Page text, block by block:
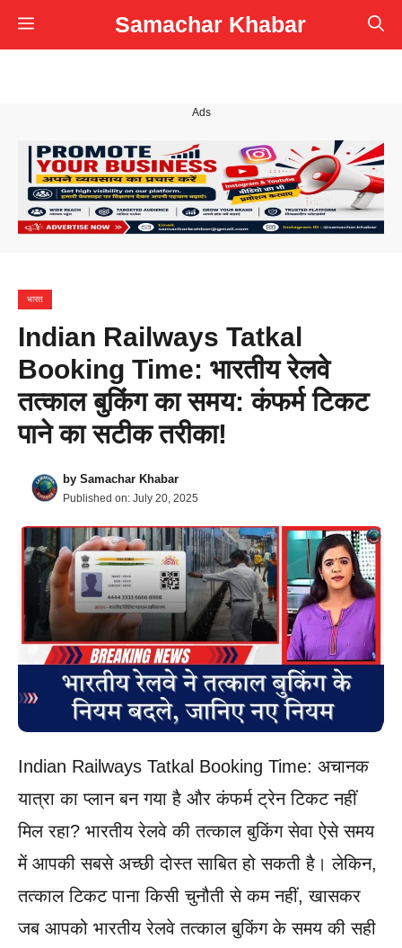
Skip
to
Samachar Khabar
Menu
Ads
भारत
Indian Railways Tatkal
Booking Time: भारतीय रेलवे
तत्काल बुकिंग का समय: कंफर्म टिकट
पाने का सटीक तरीका!
by Samachar Khabar
Published on: July 20, 2025
Indian Railways Tatkal Booking Time: अचानक
यात्रा का प्लान बन गया है और कंफर्म ट्रेन टिकट नहीं
मिल रहा? भारतीय रेलवे की तत्काल बुकिंग सेवा ऐसे समय
में आपकी सबसे अच्छी दोस्त साबित हो सकती है। लेकिन,
तत्काल टिकट पाना किसी चुनौती से कम नहीं, खासकर
जब आपको भारतीय रेलवे तत्काल बुकिंग के समय की सही